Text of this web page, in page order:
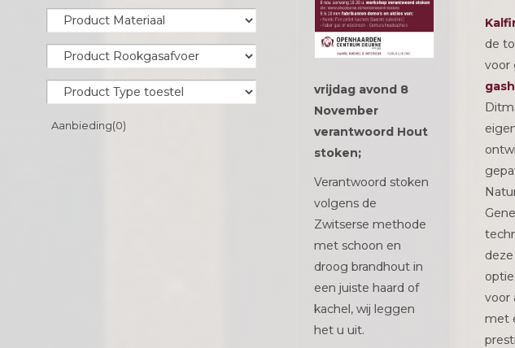
Aanbieding(0)
vrijdag avond 8
November
verantwoord Hout
stoken;
Verantwoord stoken
volgens de
Zwitserse methode
met schoon en
droog brandhout in
een juiste haard of
kachel, wij leggen
het u uit.
de
voor
voor
met